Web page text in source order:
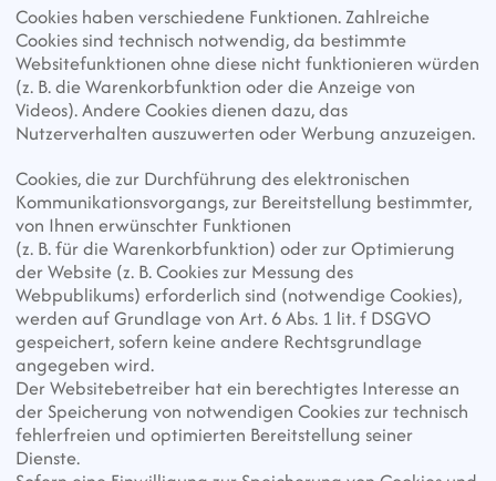
Cookies haben verschiedene Funktionen. Zahlreiche
Cookies sind technisch notwendig, da bestimmte
Websitefunktionen ohne diese nicht funktionieren würden
(z. B. die Warenkorbfunktion oder die Anzeige von
Videos). Andere Cookies dienen dazu, das
Nutzerverhalten auszuwerten oder Werbung anzuzeigen.
Cookies, die zur Durchführung des elektronischen
Kommunikationsvorgangs, zur Bereitstellung bestimmter,
von Ihnen erwünschter Funktionen
(z. B. für die Warenkorbfunktion) oder zur Optimierung
der Website (z. B. Cookies zur Messung des
Webpublikums) erforderlich sind (notwendige Cookies),
werden auf Grundlage von Art. 6 Abs. 1 lit. f DSGVO
gespeichert, sofern keine andere Rechtsgrundlage
angegeben wird.
Der Websitebetreiber hat ein berechtigtes Interesse an
der Speicherung von notwendigen Cookies zur technisch
fehlerfreien und optimierten Bereitstellung seiner
Dienste.